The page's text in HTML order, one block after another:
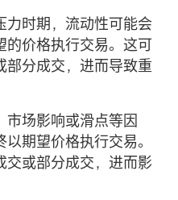
力时期，流动性可能会
的价格执行交易。这可
部分成交，进而导致重
市场影响或滑点等因
期望价格执行交易。
交或部分成交，进而影